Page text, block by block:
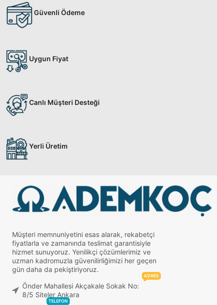
Güvenli Ödeme
Uygun Fiyat
Canlı Müşteri Desteği
Yerli Üretim
Müşteri memnuniyetini esas alarak, rekabetçi
fiyatlarla ve zamanında teslimat garantisiyle
hizmet sunuyoruz. Yenilikçi çözümlerimiz ve
uzman kadromuzla güvenilirliğimizi her geçen
gün daha da pekiştiriyoruz.
Önder Mahallesi Akçakale Sokak No:
8/5 Siteler Ankara
ADRES
TELEFON